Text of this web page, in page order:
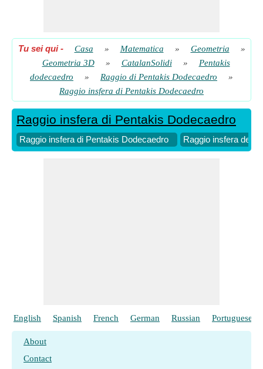
Tu sei qui- Casa » Matematica » Geometria
»
Geometria 3D
» CatalanSolidi »
Pentakis
dodecaedro
» Raggio di Pentakis Dodecaedro
»
Raggio insfera di Pentakis Dodecaedro
Raggio insfera di Pentakis Dodecaedro
Raggio insfera di Pentakis Dodecaedro Raggio insfera del
English Spanish French German Russian Portuguese
About
Contact